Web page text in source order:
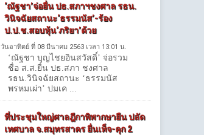
‘ณัฐชา’จ่อยื่น ปธ.สภาฯชงศาล รธน.
วินิจฉัยสถานะ‘ธรรมนัส’-ร้อง
ป.ป.ช.สอบหุ้น‘ภริยา’ด้วย
วันอาทิตย์ ที่ 08 มีนาคม 2563 เวลา 13:01 น.
‘ณัฐชา บุญไชยอินสวัสดิ์’ จ่อรวม
ชื่อ ส.ส.ยื่น ปธ.สภา ชงศาล
รธน.วินิจฉัยสถานะ ‘ธรรมนัส
พรหมเผ่า’ ปมเค ...
ที่ประชุมใหญ่ศาลฎีกาพิพากษายืน ปลัด
เทศบาล จ.สมุทรสาคร ยื่นเท็จ-คุก 2